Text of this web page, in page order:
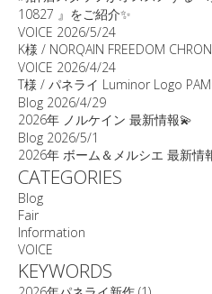
10827 』をご紹介✨
VOICE 2026/5/24
K様 / NORQAIN FREEDOM
VOICE 2026/4/24
T様 / パネライ Luminor Logo
Blog 2026/4/29
2026年 ノルケイン 最新情報💫
Blog 2026/5/1
2026年 ボーム＆メルシエ 最新情
CATEGORIES
Blog
Fair
Information
VOICE
KEYWORDS